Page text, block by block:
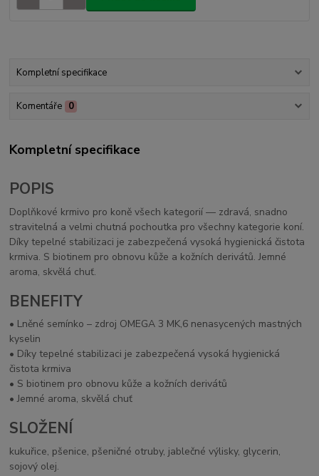
Kompletní specifikace
Komentáře 0
Kompletní specifikace
POPIS
Doplňkové krmivo pro koně všech kategorií — zdravá, snadno
stravitelná a velmi chutná pochoutka pro všechny kategorie koní.
Díky tepelné stabilizaci je zabezpečená vysoká hygienická čistota
krmiva. S biotinem pro obnovu kůže a kožních derivátů. Jemné
aroma, skvělá chuť.
BENEFITY
• Lněné semínko – zdroj OMEGA 3 MK,6 nenasycených mastných
kyselin
• Díky tepelné stabilizaci je zabezpečená vysoká hygienická
čistota krmiva
• S biotinem pro obnovu kůže a kožních derivátů
• Jemné aroma, skvělá chuť
SLOŽENÍ
kukuřice, pšenice, pšeničné otruby, jablečné výlisky, glycerin,
sojový olej.